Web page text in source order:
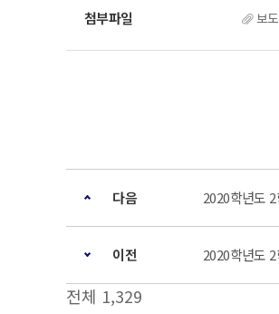
다음 2020학년도
이전 2020학년도
전체 1,329